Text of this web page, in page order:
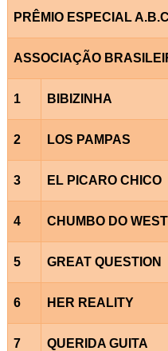
PRÊMIO ESPECIAL
ASSOCIAÇÃO
1 BIBIZINHA
2 LOS PAMPAS
3 EL PICARO CHICO
4 CHUMBO DO WEST
5 GREAT QUESTION
6 HER REALITY
7 QUERIDA GUITA